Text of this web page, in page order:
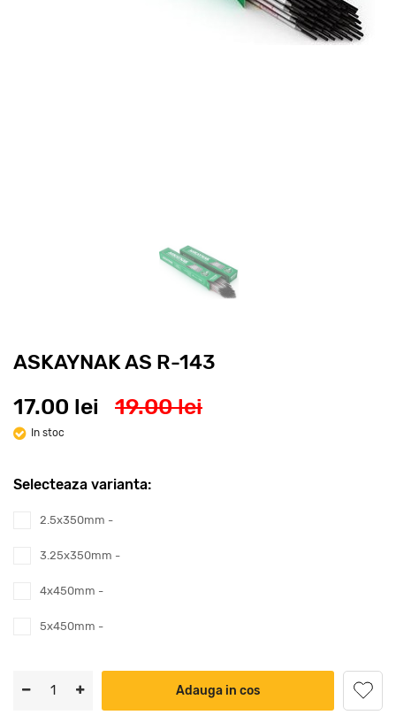
ASKAYNAK AS R-143
17.00 lei 19.00 lei
In stoc
Selecteaza varianta:
2.5x350mm -
3.25x350mm -
4x450mm -
5x450mm -
Adauga in cos